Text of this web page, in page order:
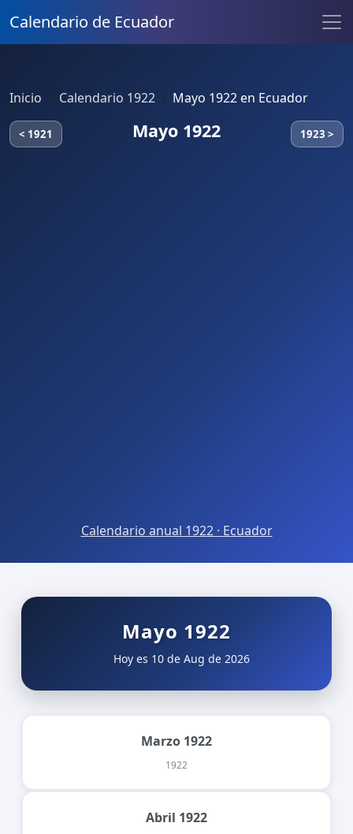
Calendario de Ecuador
Inicio Calendario 1922 Mayo 1922 en Ecuador
< 1921 Mayo 1922 1923 >
Calendario anual 1922 · Ecuador
Mayo 1922
Hoy es 10 de Aug de 2026
Marzo 1922
1922
Abril 1922